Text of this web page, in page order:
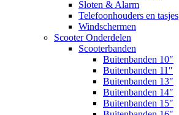
Sloten & Alarm
Telefoonhouders en tasjes
Windschermen
Scooter Onderdelen
Scooterbanden
Buitenbanden 10″
Buitenbanden 11″
Buitenbanden 13″
Buitenbanden 14″
Buitenbanden 15″